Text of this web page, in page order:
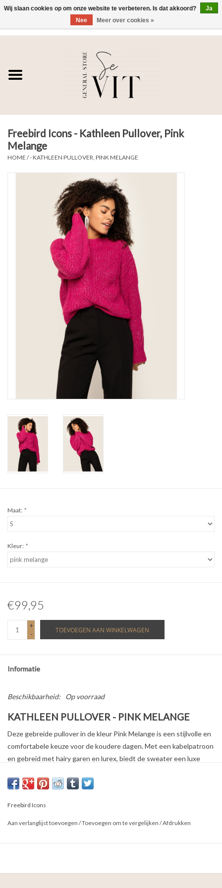
SE VIT
HEREN
WONEN
Freebird Icons - Kathleen Pullover, Pink
Melange
HOME /- KATHLEEN PULLOVER, PINK MELANGE
Maat: *
Kleur: *
€99,95
+
-
TOEVOEGEN AAN WINKELWAGEN
Informatie
Beschikbaarheid: Op voorraad
KATHLEEN PULLOVER - PINK MELANGE
Deze gebreide pullover in de kleur Pink Melange is een stijlvolle en
comfortabele keuze voor de koudere dagen. Met een kabelpatroon
en gebreid met hairy garen en lurex, biedt de sweater een luxe
Kenmerken:
Knitted hairy garen met lurex
Freebird Icons
Aan verlanglijst toevoegen /Toevoegen om te vergelijken /Afdrukken
Wij slaan cookies op om onze website te verbeteren. Is dat akkoord?
Ja
Nee
Meer over cookies »